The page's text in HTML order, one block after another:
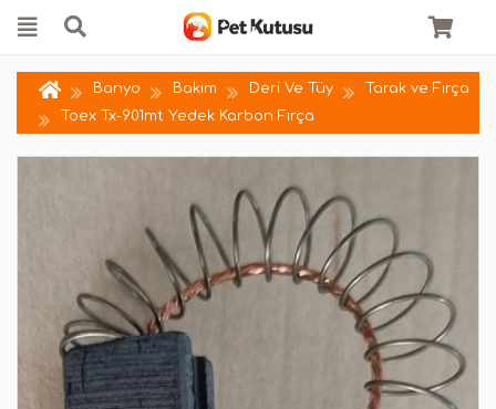
Banyo Bakım Deri Ve Tüy
Tarak ve Fırça
Toex Tx-901mt Yedek Karbon Fırça